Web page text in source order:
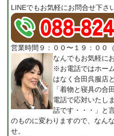
LINEでもお気軽にお問合せ下さ
営業時間９：００〜１９：００（
なんでもお気軽に
※お電話ではホー
はなく合田呉服店
「着物と寝具の合
電話で応対いたし
話です・・・」と
のものに変わりますので、なん
せ。